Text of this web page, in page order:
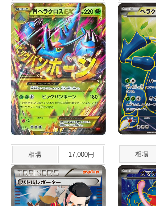
相場 17,000円 相場